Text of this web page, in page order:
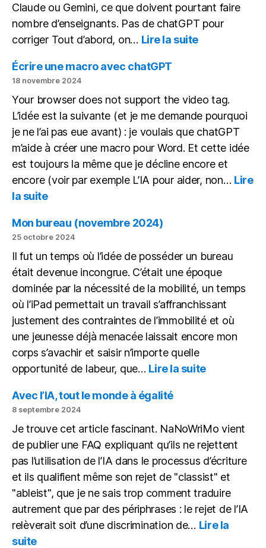
Claude ou Gemini, ce que doivent pourtant faire
nombre d’enseignants. Pas de chatGPT pour
corriger Tout d’abord, on… Lire la suite:
une
IA
en
local
Écrire une macro avec chatGPT
18 novembre 2024
Your browser does not support the video tag.
L’idée est la suivante (et je me demande pourquoi
je ne l’ai pas eue avant) : je voulais que chatGPT
m’aide à créer une macro pour Word. Et cette idée
est toujours la même que je décline encore et
encore (voir par exemple L’IA pour aider, non… Lire
la suite:
une
macro
chatGPT
Mon bureau (novembre 2024)
25 octobre 2024
Il fut un temps où l’idée de posséder un bureau
était devenue incongrue. C’était une époque
dominée par la nécessité de la mobilité, un temps
où l’iPad permettait un travail s’affranchissant
justement des contraintes de l’immobilité et où
une jeunesse déjà menacée laissait encore mon
corps s’avachir et saisir n’importe quelle
opportunité de labeur, que… Lire la suite:
Avec l’IA, tout le monde à égalité
8 septembre 2024
Je trouve cet article fascinant. NaNoWriMo vient
de publier une FAQ expliquant qu’ils ne rejettent
pas l’utilisation de l’IA dans le processus d’écriture
et ils qualifient même son rejet de "classist" et
"ableist", que je ne sais trop comment traduire
autrement que par des périphrases : le rejet de l’IA
relèverait soit d’une discrimination de… Lire la
suite: